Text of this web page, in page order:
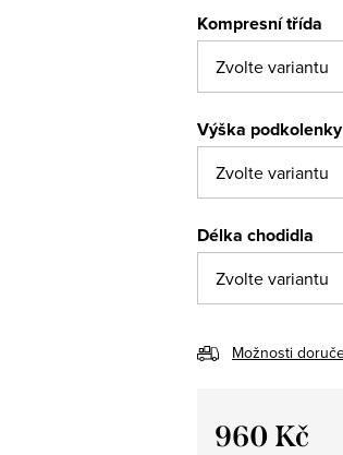
Kompresní třída
Výška podkolenky
Délka chodidla
Možnosti
960 Kč